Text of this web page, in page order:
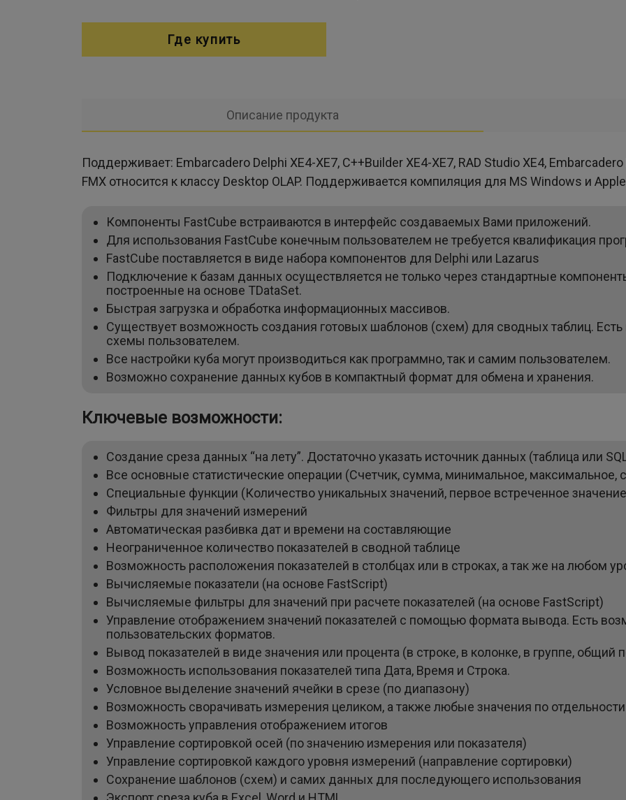
Где купить
Описание продукта
Поддерживает: Embarcadero Delphi XE4-XE7, C++Builder XE4-XE7, RAD Studio XE4,
FMX относится к классу Desktop OLAP. Поддерживается компиляция для MS Windows и Apple
Компоненты FastCube встраиваются в интерфейс создаваемых Вами приложений.
Для использования FastCube конечным пользователем не требуется квалификация
FastCube поставляется в виде набора компонентов для Delphi или Lazarus
Подключение к базам данных осуществляется не только через стандартные
построенные на основе TDataSet.
Быстрая загрузка и обработка информационных массивов.
Существует возможность создания готовых шаблонов (схем) для сводных таблиц.
схемы пользователем.
Все настройки куба могут производиться как программно, так и самим пользователем.
Возможно сохранение данных кубов в компактный формат для обмена и хранения.
Ключевые возможности:
Создание среза данных “на лету”. Достаточно указать источник данных (таблица или
Все основные статистические операции (Счетчик, сумма, минимальное, максимальное,
Специальные функции (Количество уникальных значений, первое встреченное
Фильтры для значений измерений
Автоматическая разбивка дат и времени на составляющие
Неограниченное количество показателей в сводной таблице
Возможность расположения показателей в столбцах или в строках, а так же на любом
Вычисляемые показатели (на основе FastScript)
Вычисляемые фильтры для значений при расчете показателей (на основе FastScript)
Управление отображением значений показателей с помощью формата вывода. Есть
пользовательских форматов.
Вывод показателей в виде значения или процента (в строке, в колонке, в группе, общий
Возможность использования показателей типа Дата, Время и Строка.
Условное выделение значений ячейки в срезе (по диапазону)
Возможность сворачивать измерения целиком, а также любые значения по отдельности
Возможность управления отображением итогов
Управление сортировкой осей (по значению измерения или показателя)
Управление сортировкой каждого уровня измерений (направление сортировки)
Сохранение шаблонов (схем) и самих данных для последующего использования